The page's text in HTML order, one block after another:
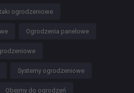
ogrodzeniowe
Ogrodzenia panelowe
Systemy ogrodzeniowe
Obejmy do ogrodzeń